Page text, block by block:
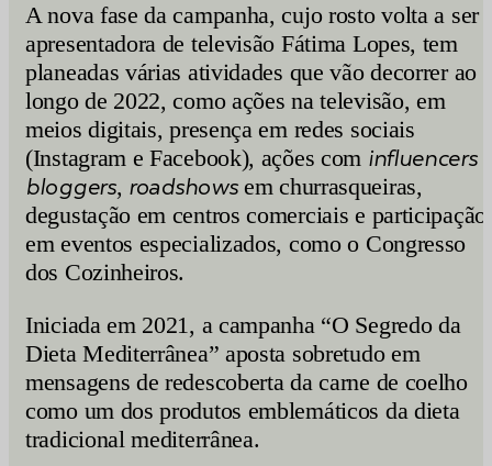
A nova fase da campanha, cujo rosto volta a ser
apresentadora de televisão Fátima Lopes, tem
planeadas várias atividades que vão decorrer ao
longo de 2022, como ações na televisão, em
meios digitais, presença em redes sociais
(Instagram e Facebook), ações com influencers
bloggers, roadshowsem churrasqueiras,
degustação em centros comerciais e participação
em eventos especializados, como o Congresso
dos Cozinheiros.
Iniciada em 2021, a campanha “O Segredo da
Dieta Mediterrânea” aposta sobretudo em
mensagens de redescoberta da carne de coelho
como um dos produtos emblemáticos da dieta
tradicional mediterrânea.